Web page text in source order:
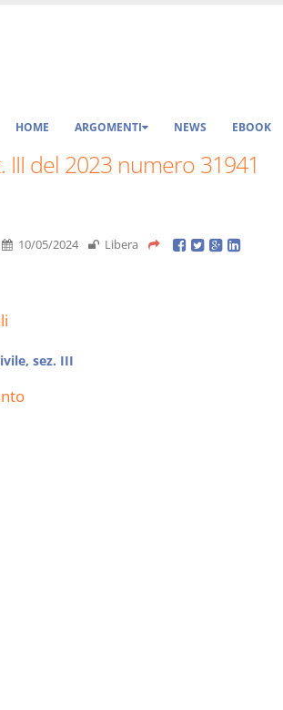
HOME ARGOMENTI NEWS EBOOK
III del 2023 numero 31941
10/05/2024 Libera
sez. III